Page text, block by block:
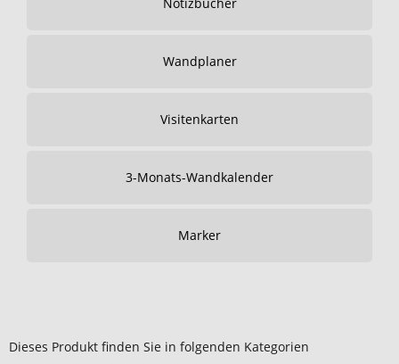
Wandplaner
Visitenkarten
3-Monats-Wandkalender
Marker
Dieses Produkt finden Sie in folgenden Kategorien